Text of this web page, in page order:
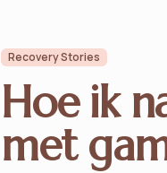
Recovery Stories
Hoe ik
met